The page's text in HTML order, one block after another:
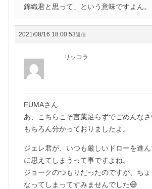
錦織君と思って」という意味ですよん。
2021/08/16 18:00:53返信
リッコラ
FUMAさん
あ、こちらこそ言葉足らずでごめんなさ
もちろん分かっておりましたよ。
ジェレ君が、いつも厳しいドローを進
に思えてしまうって事ですよね。
ジョークのつもりだったのですが、ち
なってしまってすみませんでした😅